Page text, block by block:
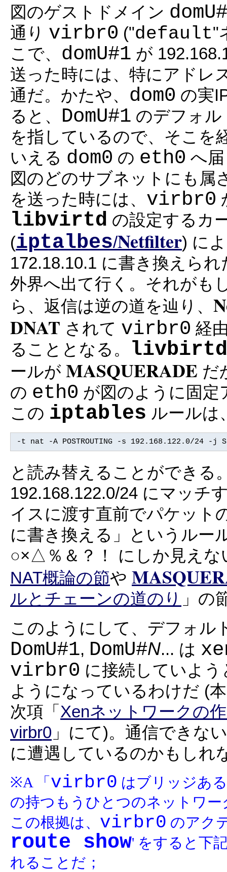
図のゲストドメイン
通り virbr0 ("default"
こで、 domU#1 が
送った時には、特にアドレ
通だ。かたや、 dom0 の実
ると、 DomU#1 のデフォ
を指しているので、そこを
いえる dom0 の eth0 へ
図のどのサブネットにも属
を送った時には、 virbr0
libvirtd の設定するカ
(iptalbes/Netfilter) に
172.18.10.1 に書き換えら
外界へ出て行く。それがも
ら、返信は逆の道を辿り、
DNAT されて virbr0 経
ることとなる。
livbirtd
ールが MASQUERADE だ
の eth0 が図のように固定
この iptables ルールは
-t nat -A POSTROUTING -s 192.168.122.0/24 -j
と読み替えることができる
192.168.122.0/24 にマッチ
イスに渡す直前でパケット
に書き換える」というルー
○×△％＆？！ にしか見え
NAT概論の節や
ルとチェーンの道のり 」の
このようにして、デフォル
DomU#1, DomU#N... は
virbr0 に接続していよ
ようになっているわけだ (
次項「 Xenネットワークの
virbr0 」にて)。通信できな
に遭遇しているのかもしれ
※A 「 virbr0 はブリッジあ
の持つもうひとつのネットワ
この根拠は、 virbr0 のアク
route show' をすると下
れることだ；